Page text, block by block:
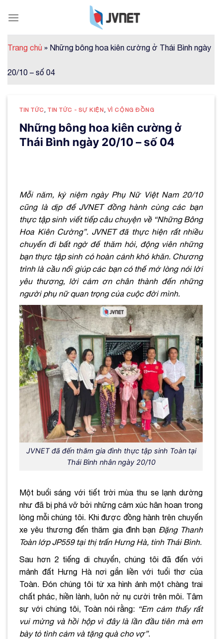
Trang chủ » Những bông hoa kiên cường ở Thái Bình ngày
20/10 – số 04
TIN TỨC ,TIN TỨC - SỰ KIỆN VÌ CỘNG ĐỒNG
Những bông hoa kiên cường ở
Thái Bình ngày 20/10 – số 04
Mỗi năm, kỷ niệm ngày Phụ Nữ Việt Nam 20/10
cũng là dịp để JVNET đồng hành cùng các bạn
thực tập sinh viết tiếp câu chuyện về “Những Bông
Hoa Kiên Cường”. JVNET đã thực hiện rất nhiều
chuyến đi bất ngờ để thăm hỏi, động viên những
bạn thực tập sinh có hoàn cảnh khó khăn. Chương
trình là cầu nối giúp các bạn có thể mở lòng nói lời
yêu thương, lời cảm ơn chân thành đến những
người phụ nữ quan trọng của cuộc đời mình.
JVNET đã đến thăm gia đình thực tập sinh Toàn tại
Thái Bình nhân ngày 20/10
Một buổi sáng với tiết trời mùa thu se lạnh dường
như đã bị phá vỡ bởi những cảm xúc hân hoan trong
lòng mỗi chúng tôi. Khi được đồng hành trên chuyến
xe yêu thương đến thăm gia đình bạn Đặng Thanh
Toàn lớp JP559 tại thị trấn Hưng Hà, tỉnh Thái Bình.
Sau hơn 2 tiếng di chuyển, chúng tôi đã đến với
mảnh đất Hưng Hà nơi gắn liền với tuổi thơ của
Toàn. Đón chúng tôi từ xa hình ảnh một chàng trai
chất phác, hiền lành, luôn nở nụ cười trên môi. Tâm
sự với chúng tôi, Toàn nói rằng: “Em cảm thấy rất
vui mừng và hồi hộp vì đây là lần đầu tiên mà em
bày tỏ tình cảm và tặng quà cho vợ”.